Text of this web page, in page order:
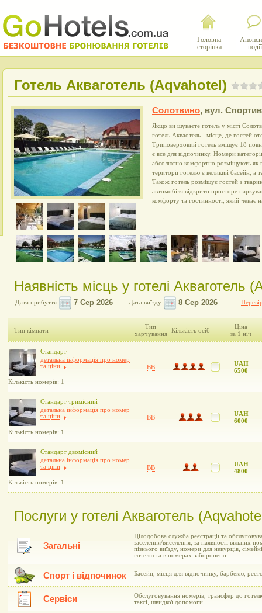
Головна
сторінка
події
Готель Акваготель (Aqvahotel)
Солотвино, вул.
Якщо ви шукаєте готель у місті
готель Акваотель - місце, де гостей
Триповерховий готель вміщує 18
є все для відпочинку. Номери
абсолютно комфортно розміщують як
території готелю є великий басейн, а
Також готель розміщує гостей з
автомобіля відкрито просторе
комфорту та гостинності, який чекає
Наявність місць у готелі Акваготель
Дата прибуття Дата виїзду
Тип кімнати
Тип
харчування
Кількість осіб
Ціна
за 1 ніч
Стандарт
детальна інформація про номер
та ціни
Кількість номерів: 1
BB
UAH
6500
Стандарт тримісний
детальна інформація про номер
та ціни
Кількість номерів: 1
BB
UAH
6000
Стандарт двомісний
детальна інформація про номер
та ціни
Кількість номерів: 1
BB
UAH
4800
Послуги у готелі Акваготель
Загальні
Цілодобова служба реєстрації та
заселення/виселення, за наявності вільних
пізнього виїзду, номери для некурців,
готелю та в номерах заборонено
Спорт і відпочинок Басейн, місця для відпочинку, барбекю,
Сервіси
Обслуговування номерів, трансфер до
таксі, швидкої допомоги